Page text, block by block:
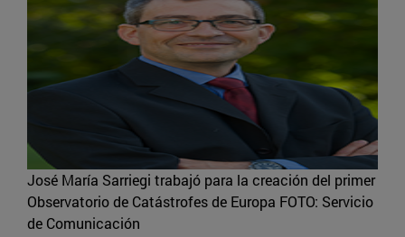
José María Sarriegi trabajó para la creación del primer
Observatorio de Catástrofes de Europa FOTO: Servicio
de Comunicación